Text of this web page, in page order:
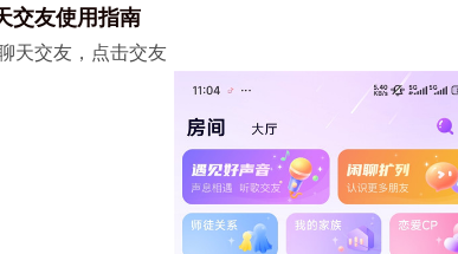
交友使用指南
天交友，点击交友